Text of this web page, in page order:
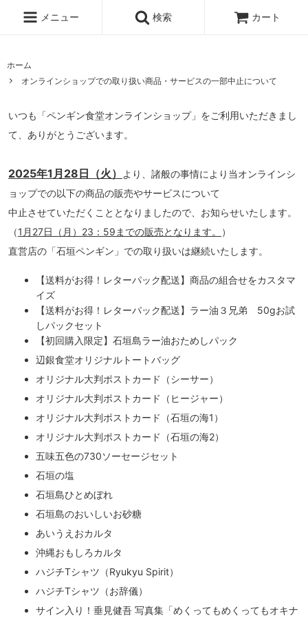
メニュー 検索 カート
ホーム
オンラインショップでの取り扱い商品・サービスの一部中止について
いつも「ペンギン食堂オンラインショップ」をご利用いただきまし
て、ありがとうございます。
2025年1月28日（火）
より、諸般の事情により当オンラインシ
ョップでの以下の商品の販売やサービスについて
中止させていただくこととなりましたので、お知らせいたします。
（1月27日（月）23：59までの販売となります。
）
直営店の「石垣ペンギン」での取り扱いは継続いたします。
【送料がお得！レターパック配送】商品の組合せをカスタマ
イズ
【送料がお得！レターパック配送】ラー油３兄弟 50gお試
しパックセット
【初回購入限定】石垣島ラー油おためしパック
辺銀食堂オリジナルトートバッグ
オリジナル大判ポストカード（シーサー）
オリジナル大判ポストカード（ヒージャー）
オリジナル大判ポストカード（石垣の海1）
オリジナル大判ポストカード（石垣の海2）
五味五色の730ソーセージセット
石垣の塩
石垣島ひとめぼれ
石垣島のおいしいお砂糖
あいうえおカルタ
沖縄おもしろカルタ
ハジチTシャツ（Ryukyu Spirit）
ハジチTシャツ（お辞儀）
サイン入り！垂見健吾 写真集「めくってもめくってもオキナ